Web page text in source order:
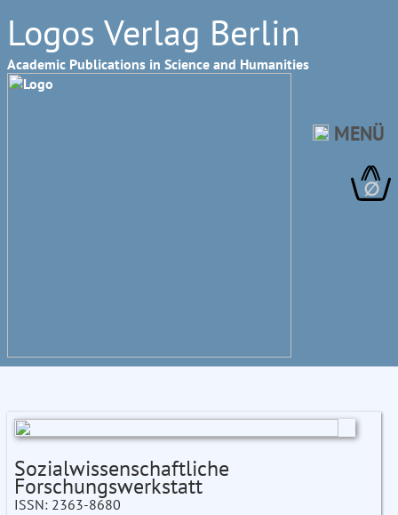
Logos Verlag Berlin
Academic Publications in Science and Humanities
∅
MENÜ
Sozialwissenschaftliche
Forschungswerkstatt
ISSN: 2363-8680